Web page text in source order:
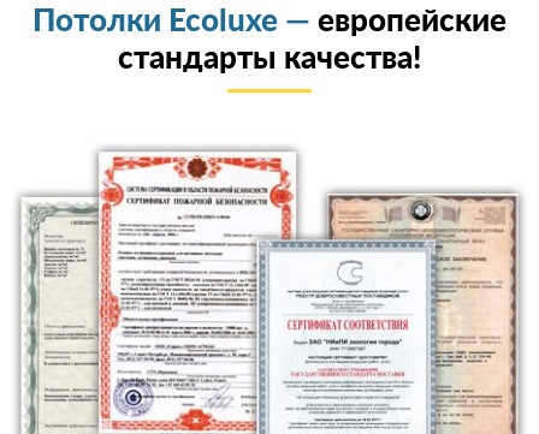
Потолки Ecoluxe — европейские
стандарты качества!